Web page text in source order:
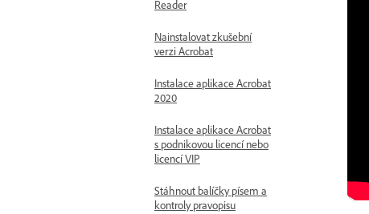
Reader
Nainstalovat zkušební
verzi Acrobat
Instalace aplikace Acrobat
2020
Instalace aplikace Acrobat
s podnikovou licencí nebo
licencí VIP
Stáhnout balíčky písem a
kontroly pravopisu